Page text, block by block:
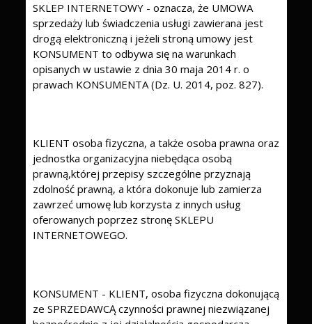
SKLEP INTERNETOWY - oznacza, że UMOWA
sprzedaży lub świadczenia usługi zawierana jest
drogą elektroniczną i jeżeli stroną umowy jest
KONSUMENT to odbywa się na warunkach
opisanych w ustawie z dnia 30 maja 2014 r. o
prawach KONSUMENTA (Dz. U. 2014, poz. 827).
KLIENT osoba fizyczna, a także osoba prawna oraz
jednostka organizacyjna niebędąca osobą
prawną,której przepisy szczególne przyznają
zdolność prawną, a która dokonuje lub zamierza
zawrzeć umowę lub korzysta z innych usług
oferowanych poprzez stronę SKLEPU
INTERNETOWEGO.
KONSUMENT - KLIENT, osoba fizyczna dokonującą
ze SPRZEDAWCĄ czynności prawnej niezwiązanej